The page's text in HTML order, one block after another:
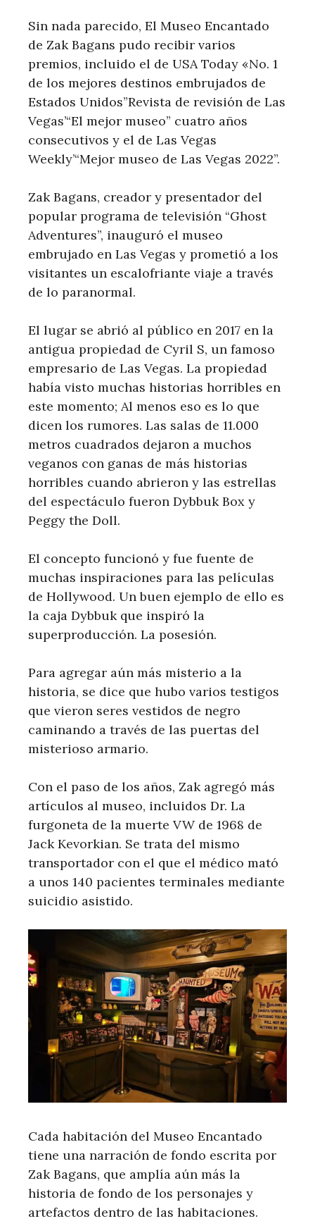
Sin nada parecido, El Museo Encantado
de Zak Bagans pudo recibir varios
premios, incluido el de USA Today «No. 1
de los mejores destinos embrujados de
Estados Unidos”Revista de revisión de Las
Vegas’“El mejor museo” cuatro años
consecutivos y el de Las Vegas
Weekly’“Mejor museo de Las Vegas 2022”.
Zak Bagans, creador y presentador del
popular programa de televisión “Ghost
Adventures”, inauguró el museo
embrujado en Las Vegas y prometió a los
visitantes un escalofriante viaje a través
de lo paranormal.
El lugar se abrió al público en 2017 en la
antigua propiedad de Cyril S, un famoso
empresario de Las Vegas. La propiedad
había visto muchas historias horribles en
este momento; Al menos eso es lo que
dicen los rumores. Las salas de 11.000
metros cuadrados dejaron a muchos
veganos con ganas de más historias
horribles cuando abrieron y las estrellas
del espectáculo fueron Dybbuk Box y
Peggy the Doll.
El concepto funcionó y fue fuente de
muchas inspiraciones para las películas
de Hollywood. Un buen ejemplo de ello es
la caja Dybbuk que inspiró la
superproducción. La posesión.
Para agregar aún más misterio a la
historia, se dice que hubo varios testigos
que vieron seres vestidos de negro
caminando a través de las puertas del
misterioso armario.
Con el paso de los años, Zak agregó más
artículos al museo, incluidos Dr. La
furgoneta de la muerte VW de 1968 de
Jack Kevorkian. Se trata del mismo
transportador con el que el médico mató
a unos 140 pacientes terminales mediante
suicidio asistido.
Cada habitación del Museo Encantado
tiene una narración de fondo escrita por
Zak Bagans, que amplía aún más la
historia de fondo de los personajes y
artefactos dentro de las habitaciones.